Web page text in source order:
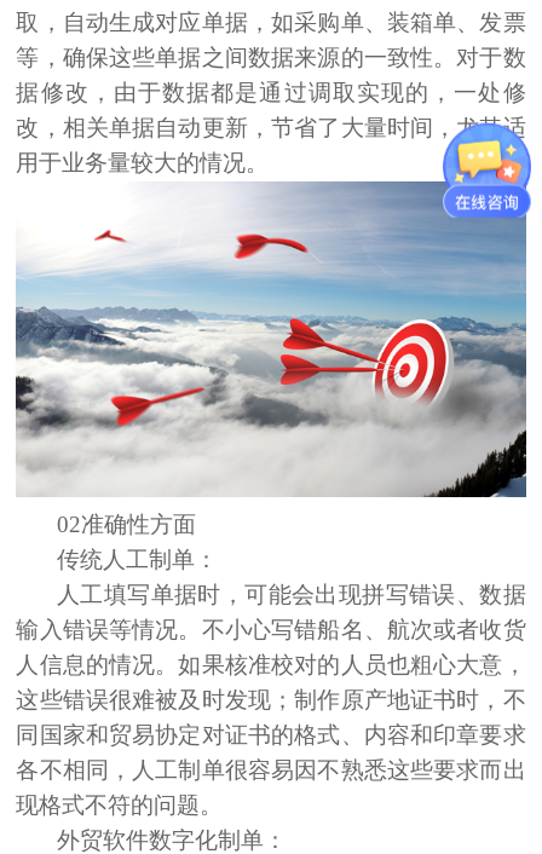
取，自动生成对应单据，如采购单、装箱单、发票
等，确保这些单据之间数据来源的一致性。对于数
据修改，由于数据都是通过调取实现的，一处修
改，相关单据自动更新，节省了大量时间，尤其适
用于业务量较大的情况。
02准确性方面
传统人工制单：
人工填写单据时，可能会出现拼写错误、数据
输入错误等情况。不小心写错船名、航次或者收货
人信息的情况。如果核准校对的人员也粗心大意，
这些错误很难被及时发现；制作原产地证书时，不
同国家和贸易协定对证书的格式、内容和印章要求
各不相同，人工制单很容易因不熟悉这些要求而出
现格式不符的问题。
外贸软件数字化制单 ：